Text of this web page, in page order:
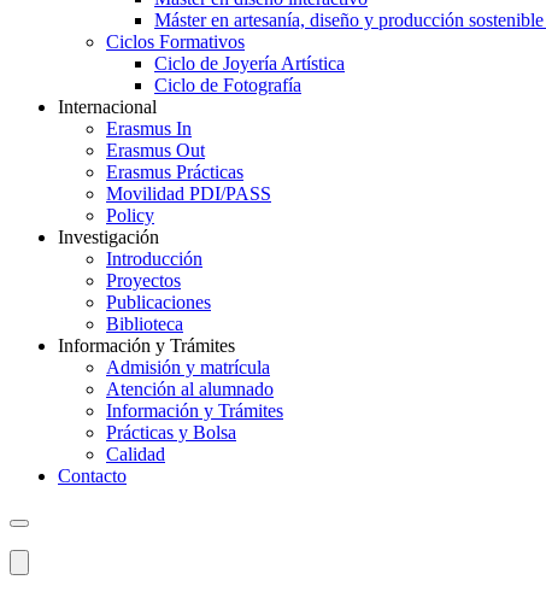
Máster en artesanía, diseño y producción
Ciclos Formativos
Ciclo de Joyería Artística
Ciclo de Fotografía
Internacional
Erasmus In
Erasmus Out
Erasmus Prácticas
Movilidad PDI/PASS
Policy
Investigación
Introducción
Proyectos
Publicaciones
Biblioteca
Información y Trámites
Admisión y matrícula
Atención al alumnado
Información y Trámites
Prácticas y Bolsa
Calidad
Contacto